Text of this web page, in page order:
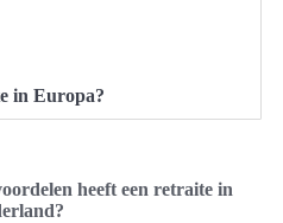
in Europa?
heeft een retraite in